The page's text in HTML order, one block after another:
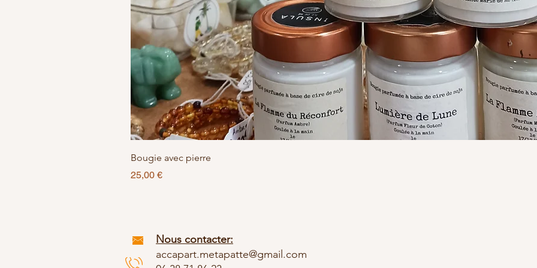
Bougie avec pierre
Prix
25,00 €
Nous contacter:
accapart.metapatte@gmail.com